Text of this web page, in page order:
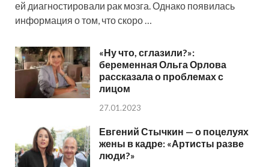
ей диагностировали рак мозга. Однако появилась
информация о том, что скоро …
«Ну что, сглазили?»:
беременная Ольга Орлова
рассказала о проблемах с
лицом
27.01.2023
Евгений Стычкин — о поцелуях
жены в кадре: «Артисты разве
люди?»